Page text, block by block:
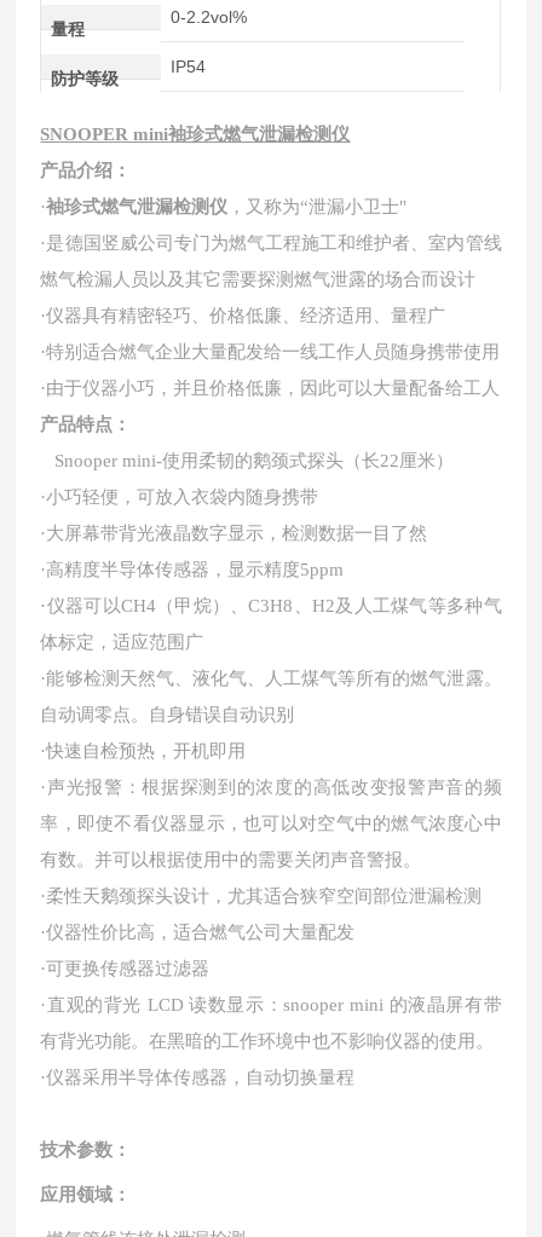
量程
0-2.2vol%
防护等级
IP54
SNOOPER mini袖珍式燃气泄漏检测仪
产品介绍：
·袖珍式燃气泄漏检测仪 ，又称为“泄漏小卫士"
·是德国竖威公司专门为燃气工程施工和维护者、室内管线
燃气检漏人员以及其它需要探测燃气泄露的场合而设计
·仪器具有精密轻巧、价格低廉、经济适用、量程广
·特别适合燃气企业大量配发给一线工作人员随身携带使用
·由于仪器小巧，并且价格低廉，因此可以大量配备给工人
产品特点：
Snooper mini-使用柔韧的鹅颈式探头（长22厘米）
·小巧轻便，可放入衣袋内随身携带
·大屏幕带背光液晶数字显示，检测数据一目了然
·高精度半导体传感器，显示精度5ppm
·仪器可以CH4（甲烷）、C3H8、H2及人工煤气等多种气
体标定，适应范围广
·能够检测天然气、液化气、人工煤气等所有的燃气泄露。
自动调零点。自身错误自动识别
·快速自检预热，开机即用
·声光报警：根据探测到的浓度的高低改变报警声音的频
率，即使不看仪器显示，也可以对空气中的燃气浓度心中
有数。并可以根据使用中的需要关闭声音警报。
·柔性天鹅颈探头设计，尤其适合狭窄空间部位泄漏检测
·仪器性价比高，适合燃气公司大量配发
·可更换传感器过滤器
·直观的背光 LCD 读数显示：snooper mini 的液晶屏有带
有背光功能。在黑暗的工作环境中也不影响仪器的使用。
·仪器采用半导体传感器，自动切换量程
技术参数：
应用领域：